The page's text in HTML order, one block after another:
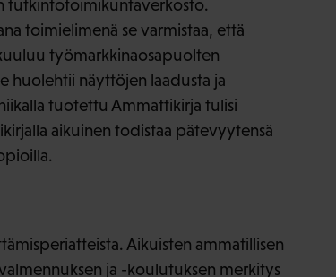
tutkintotoimikuntaverkosto.
toimielimenä se varmistaa, että
työmarkkinaosapuolten
huolehtii näyttöjen laadusta ja
tuotettu Ammattikirja tulisi
aikuinen todistaa pätevyytensä
Aikuisten ammatillisen
ja -koulutuksen merkitys